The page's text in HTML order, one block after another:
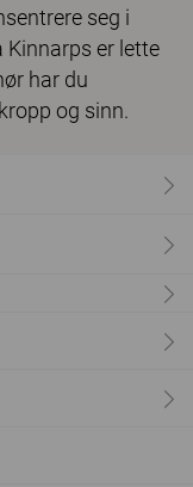
seg i
Kinnarps er lette
har du
og sinn.